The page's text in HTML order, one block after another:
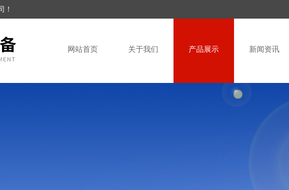
！
网站首页 关于我们 产品展示 新闻资讯